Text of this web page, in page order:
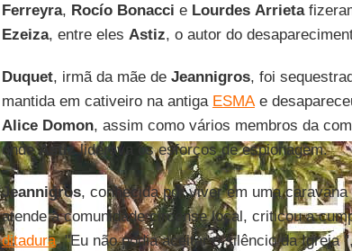
Ferreyra, Rocío Bonacci e Lourdes Arrieta
Ezeiza, entre eles Astiz, o autor do
Duquet, irmã da mãe de Jeannigros, foi
mantida em cativeiro na antiga ESMAe
Alice Domon, assim como vários membros da
ondeAstizliderava os esforços de espionagem.
Jeannigros, conhecida por viver em uma
atende a comunidade circense local, criticou a
ditadura. "Eu não podia aceitar o silêncio da Igreja